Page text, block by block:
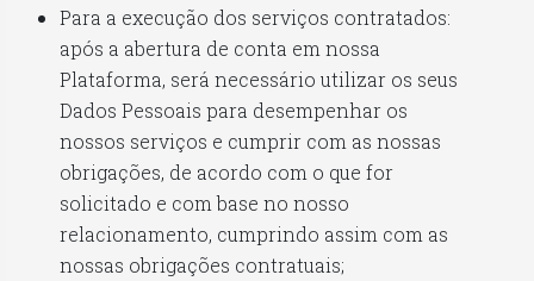
Para a execução dos serviços contratados:
após a abertura de conta em nossa
Plataforma, será necessário utilizar os seus
Dados Pessoais para desempenhar os
nossos serviços e cumprir com as nossas
obrigações, de acordo com o que for
solicitado e com base no nosso
relacionamento, cumprindo assim com as
nossas obrigações contratuais;